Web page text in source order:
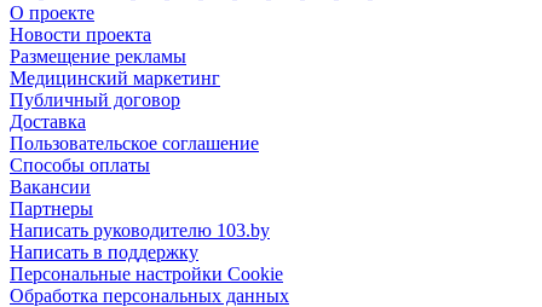
О проекте
Новости проекта
Размещение рекламы
Медицинский маркетинг
Публичный договор
Доставка
Пользовательское соглашение
Способы оплаты
Вакансии
Партнеры
Написать руководителю 103.by
Написать в поддержку
Персональные настройки Cookie
Обработка персональных данных